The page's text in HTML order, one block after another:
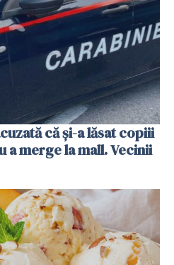
că și-a lăsat copiii
a merge la mall. Vecinii